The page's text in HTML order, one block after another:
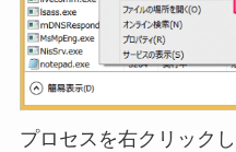
プロセスを右クリック